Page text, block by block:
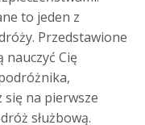
to jeden z
Przedstawione
nauczyć Cię
się na pierwsze
służbową.